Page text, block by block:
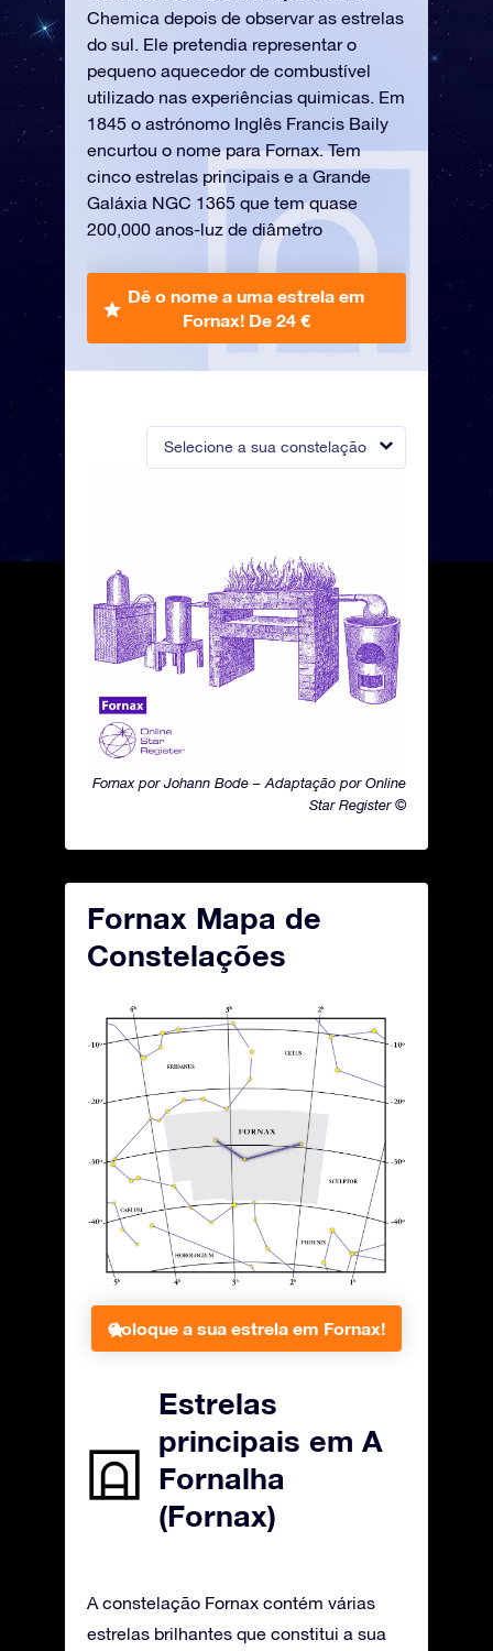
Selecione a sua constelação
Fornax por Johann Bode – Adaptação por Online
Star Register ©
Chemica depois de observar as estrelas
do sul. Ele pretendia representar o
pequeno aquecedor de combustível
utilizado nas experiências quimicas. Em
1845 o astrónomo Inglês Francis Baily
encurtou o nome para Fornax. Tem
cinco estrelas principais e a Grande
Galáxia NGC 1365 que tem quase
200,000 anos-luz de diâmetro
Dê o nome a uma estrela em
Fornax! De 24 €
Fornax Mapa de
Constelações
Coloque a sua estrela em Fornax!
Estrelas
principais em A
Fornalha
(Fornax)
A constelação Fornax contém várias
estrelas brilhantes que constitui a sua